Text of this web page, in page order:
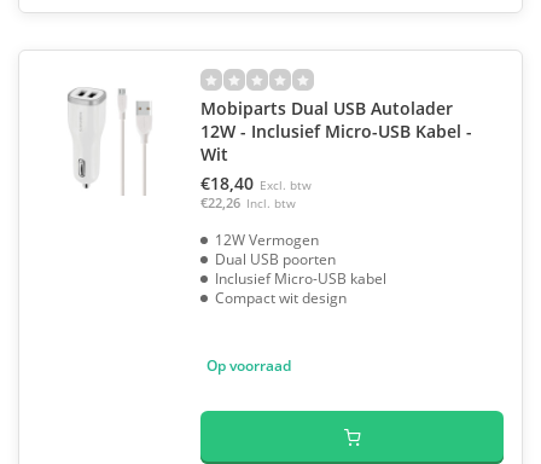
Mobiparts Dual USB Autolader
12W - Inclusief Micro-USB Kabel -
Wit
€18,40 Excl. btw
€22,26 Incl. btw
12W Vermogen
Dual USB poorten
Inclusief Micro-USB kabel
Compact wit design
Op voorraad